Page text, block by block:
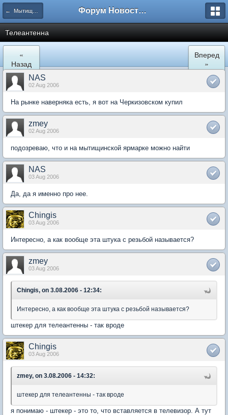
← Мытищи, Сукромка 21 Форум Новостройки
Телеантенна
«
Назад
Вперед
»
NAS
02 Aug 2006
На рынке наверняка есть, я вот на Черкизовском купил
zmey
02 Aug 2006
подозреваю, что и на мытищинской ярмарке можно найти
NAS
03 Aug 2006
Да, да я именно про нее.
Chingis
03 Aug 2006
Интересно, а как вообще эта штука с резьбой называется?
zmey
03 Aug 2006
Chingis, on 3.08.2006 - 12:34:
Интересно, а как вообще эта штука с резьбой называется?
штекер для телеантенны - так вроде
Chingis
03 Aug 2006
zmey, on 3.08.2006 - 14:32:
штекер для телеантенны - так вроде
я понимаю - штекер - это то, что вставляется в телевизор. А тут